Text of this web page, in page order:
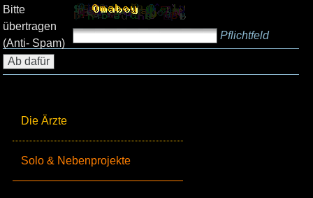
Die Ärzte
Solo & Nebenprojekte
Bitte
übertragen
(Anti- Spam)
Pflichtfeld